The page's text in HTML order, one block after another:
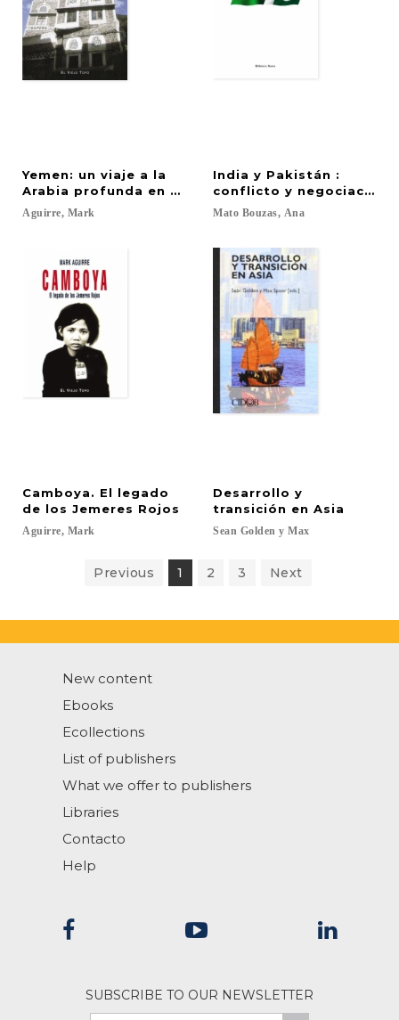
Yemen: un viaje a la
Arabia profunda en tiempos turbulentos
Aguirre, Mark
India y Pakistán :
conflicto y negociación
Mato Bouzas, Ana
Camboya. El legado
de los Jemeres Rojos
Aguirre, Mark
Desarrollo y
transición en Asia
Sean Golden y Max
Previous 1 2 3 Next
New content
Ebooks
Ecollections
List of publishers
What we offer to publishers
Libraries
Contacto
Help
SUBSCRIBE TO OUR NEWSLETTER